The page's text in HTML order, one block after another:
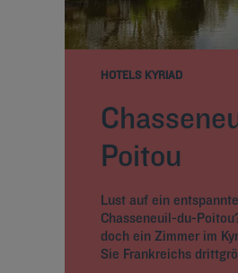
HOTELS KYRIAD
Poitou
Lust auf ein
Chasseneuil-du-
doch ein Zimmer im
Sie Frankreichs